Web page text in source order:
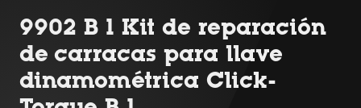
9902 B 1 Kit de reparación
de carracas para llave
dinamométrica Click-